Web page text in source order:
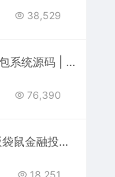
38,529
SHE闪链钱包系统源码 | 支持创投+娱乐+保险+多应用场景区块链钱包开发
76,390
A165越南版袋鼠金融投资理财系统 | 众筹积分商城+早起打卡激励平台
18,251